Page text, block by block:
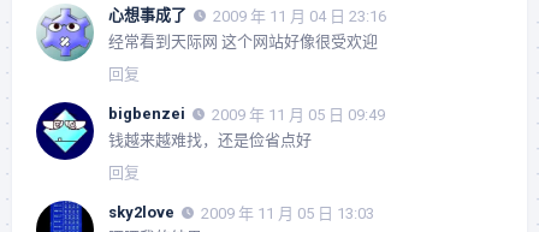
心想事成了
2009 年 11 月 04 日 23:16
经常看到天际网 这个网站好像很受欢迎
回复
bigbenzei
2009 年 11 月 05 日 09:49
钱越来越难找，还是俭省点好
回复
sky2love
2009 年 11 月 05 日 13:03